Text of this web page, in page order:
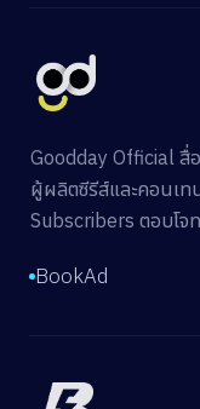
Goodday Official
ผู้ผลิตซีรีส์และคอนเท
Subscribers ตอบโจ
BookAd